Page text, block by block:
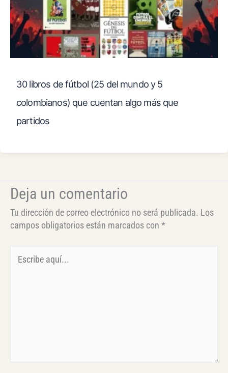
30 libros de fútbol (25 del mundo y 5
colombianos) que cuentan algo más que
partidos
Deja un comentario
Tu dirección de correo electrónico no será publicada. Los
campos obligatorios están marcados con *
aquí...